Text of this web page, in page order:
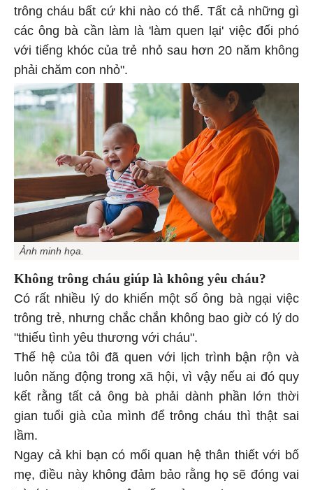
trông cháu bất cứ khi nào có thể. Tất cả những gì
các ông bà cần làm là 'làm quen lại' việc đối phó
với tiếng khóc của trẻ nhỏ sau hơn 20 năm không
phải chăm con nhỏ".
Ảnh minh họa.
Không trông cháu giúp là không yêu cháu?
Có rất nhiều lý do khiến một số ông bà ngại việc
trông trẻ, nhưng chắc chắn không bao giờ có lý do
"thiếu tình yêu thương với cháu".
Thế hệ của tôi đã quen với lịch trình bận rộn và
luôn năng động trong xã hội, vì vậy nếu ai đó quy
kết rằng tất cả ông bà phải dành phần lớn thời
gian tuổi già của mình để trông cháu thì thật sai
lầm.
Ngay cả khi bạn có mối quan hệ thân thiết với bố
mẹ, điều này không đảm bảo rằng họ sẽ đóng vai